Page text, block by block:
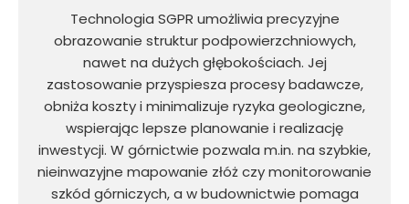
Technologia SGPR umożliwia precyzyjne
obrazowanie struktur podpowierzchniowych,
nawet na dużych głębokościach. Jej
zastosowanie przyspiesza procesy badawcze,
obniża koszty i minimalizuje ryzyka geologiczne,
wspierając lepsze planowanie i realizację
inwestycji. W górnictwie pozwala m.in. na szybkie,
nieinwazyjne mapowanie złóż czy monitorowanie
szkód górniczych, a w budownictwie pomaga